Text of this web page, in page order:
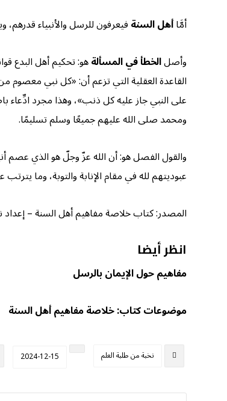
أمَّاأهل السنةفيعرفون للرسل والأنبياء
وأصلالخطأ في المسألةهو: تحكيم أهل البدع
القاعدة العقلية التي تزعم أن: «كل نبي معصوم
على النبي جاز عليه كل ذنب»، وهذا مجرد ادِّعاء
ومحمد صلى الله عليهم جميعًا وسلم تسليمًا.
والقول الفصل هو: أن الله عزّ وجلّ هو الذي عصم
عبوديتهم لله في مقام الإنابة والتوبة، وما
المصدر: كتاب خلاصة مفاهيم أهل السنة – إعداد
انظر أيضا
مفاهيم حول الإيمان بالرسل
موضوعات كتاب: خلاصة مفاهيم أهل السنة
نخبة من طلبة العلم 2024-12-15